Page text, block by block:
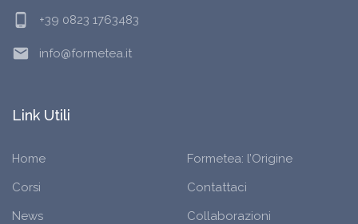
phone_android +39 0823 1763483
email info@formetea.it
Link Utili
Home
Formetea: l’Origine
Corsi
Contattaci
News
Collaborazioni